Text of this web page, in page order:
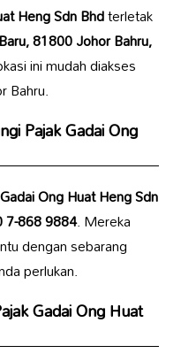
Heng Sdn Bhdterletak
81800 Johor Bahru,
ini mudah diakses
Bahru.
Pajak Gadai Ong
Ong Huat Heng Sdn
7-868 9884. Mereka
dengan sebarang
perlukan.
Gadai Ong Huat